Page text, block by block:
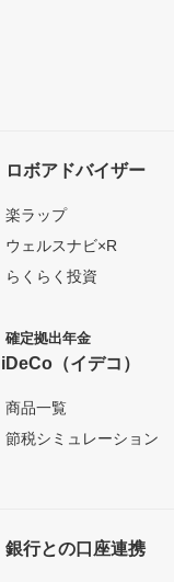
ロボアドバイザー
楽ラップ
ウェルスナビ×R
らくらく投資
確定拠出年金
iDeCo（イデコ）
商品一覧
節税シミュレーション
銀行との口座連携